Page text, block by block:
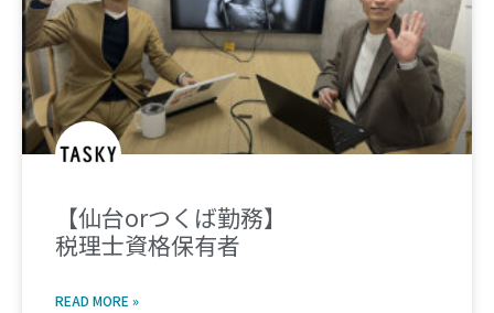
【仙台orつくば勤務】
税理士資格保有者
READ MORE »